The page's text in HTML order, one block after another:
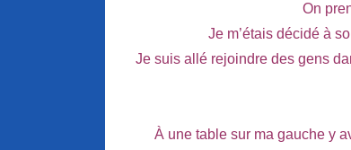
On
Je m’étais décidé à
Je suis allé rejoindre des gens
À une table sur ma gauche y